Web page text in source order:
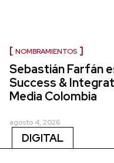
NOMBRAMIENTOS
Sebastián Farfán
Success &
Media Colombia
agosto 4, 2026
DIGITAL